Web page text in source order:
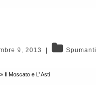
9, 2013 Spumanti
» Il Moscato e L’ Asti